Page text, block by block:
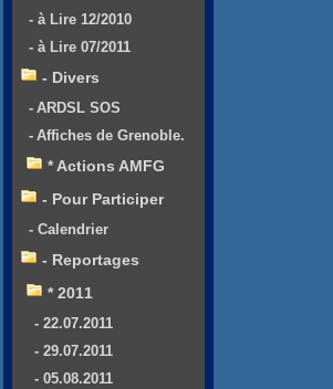
- à Lire 12/2010
- à Lire 07/2011
- Divers
- ARDSL SOS
- Affiches de Grenoble.
* Actions AMFG
- Pour Participer
- Calendrier
- Reportages
* 2011
- 22.07.2011
- 29.07.2011
- 05.08.2011